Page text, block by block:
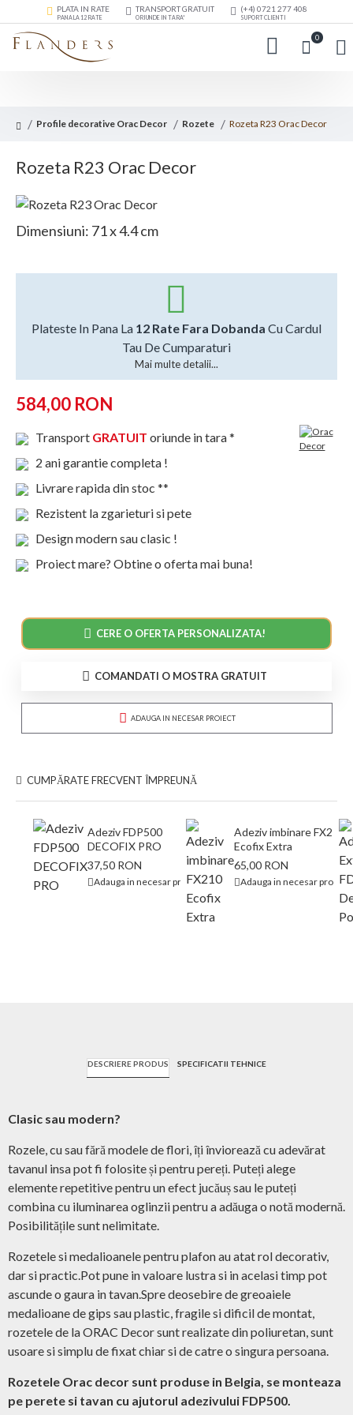
PLATA IN RATE
PANA LA 12 RATE
TRANSPORT GRATUIT
ORIUNDE IN TARA*
(+4) 0721 277 408
SUPORT CLIENTI
0
Profile decorative Orac Decor Rozete Rozeta R23 Orac Decor
Rozeta R23 Orac Decor
Dimensiuni: 71 x 4.4 cm
Plateste In Pana La 12 Rate Fara Dobanda Cu Cardul
Tau De Cumparaturi
Mai multe detalii...
584,00 RON
Transport GRATUIT oriunde in tara *
2 ani garantie completa !
Livrare rapida din stoc **
Rezistent la zgarieturi si pete
Design modern sau clasic !
Proiect mare? Obtine o oferta mai buna!
CERE O OFERTA PERSONALIZATA!
COMANDATI O MOSTRA GRATUIT
ADAUGA IN NECESAR PROIECT
CUMPĂRATE FRECVENT ÎMPREUNĂ
Adeziv FDP500
DECOFIX PRO
37,50 RON
Adauga in necesar proiect
Adeziv imbinare FX210
Ecofix Extra
65,00 RON
Adauga in necesar proiect
DESCRIERE PRODUS SPECIFICATII TEHNICE
Clasic sau modern?
Rozele, cu sau fără modele de flori, îți înviorează cu adevărat
tavanul insa pot fi folosite și pentru pereți. Puteți alege
elemente repetitive pentru un efect jucăuș sau le puteți
combina cu iluminarea oglinzii pentru a adăuga o notă modernă.
Posibilitățile sunt nelimitate.
Rozetele si medalioanele pentru plafon au atat rol decorativ,
dar si practic.Pot pune in valoare lustra si in acelasi timp pot
ascunde o gaura in tavan.Spre deosebire de greoaiele
medalioane de gips sau plastic, fragile si dificil de montat,
rozetele de la ORAC Decor sunt realizate din poliuretan, sunt
usoare si simplu de fixat chiar si de catre o singura persoana.
Rozetele Orac decor sunt produse in Belgia, se monteaza
pe perete si tavan cu ajutorul adezivului FDP500.